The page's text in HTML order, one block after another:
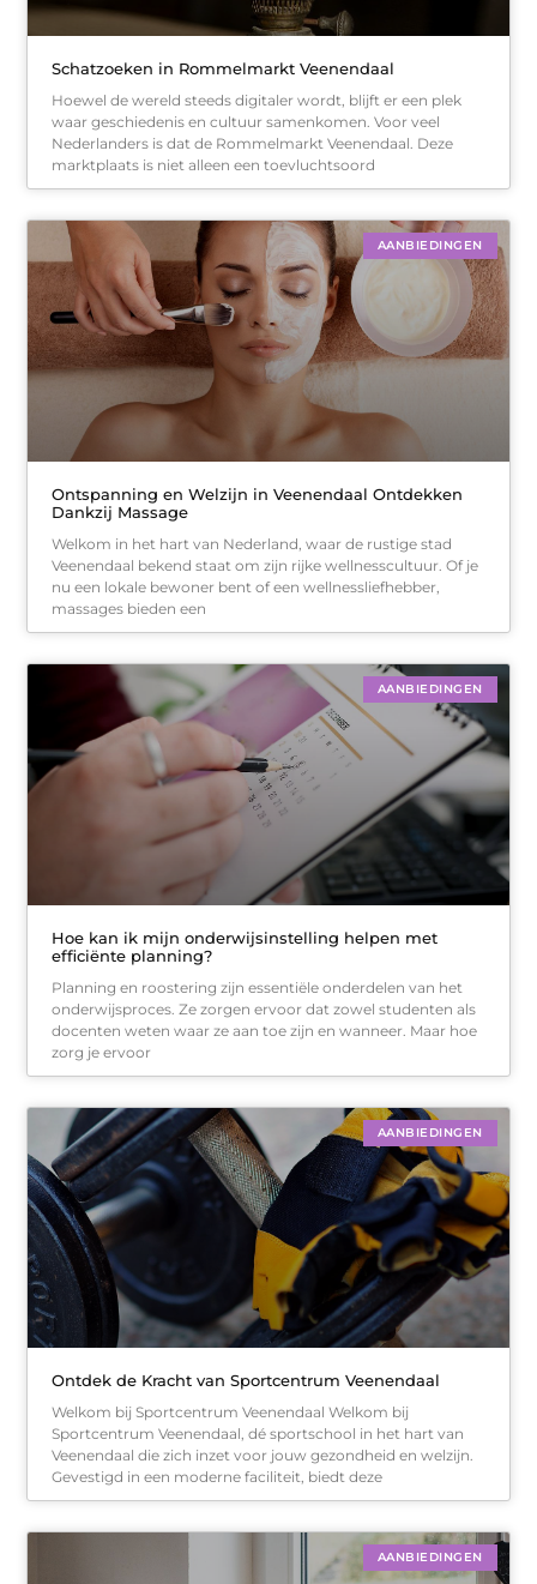
Schatzoeken in Rommelmarkt Veenendaal
Hoewel de wereld steeds digitaler wordt, blijft er een plek
waar geschiedenis en cultuur samenkomen. Voor veel
Nederlanders is dat de Rommelmarkt Veenendaal. Deze
marktplaats is niet alleen een toevluchtsoord
AANBIEDINGEN
Ontspanning en Welzijn in Veenendaal Ontdekken
Dankzij Massage
Welkom in het hart van Nederland, waar de rustige stad
Veenendaal bekend staat om zijn rijke wellnesscultuur. Of je
nu een lokale bewoner bent of een wellnessliefhebber,
massages bieden een
AANBIEDINGEN
Hoe kan ik mijn onderwijsinstelling helpen met
efficiënte planning?
Planning en roostering zijn essentiële onderdelen van het
onderwijsproces. Ze zorgen ervoor dat zowel studenten als
docenten weten waar ze aan toe zijn en wanneer. Maar hoe
zorg je ervoor
AANBIEDINGEN
Ontdek de Kracht van Sportcentrum Veenendaal
Welkom bij Sportcentrum Veenendaal Welkom bij
Sportcentrum Veenendaal, dé sportschool in het hart van
Veenendaal die zich inzet voor jouw gezondheid en welzijn.
Gevestigd in een moderne faciliteit, biedt deze
AANBIEDINGEN